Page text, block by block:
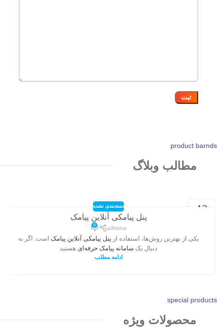
product barnds
مطالب وبلاگ
12 دسته‌بندی نشده
پنل پیامکی آنلاین پیامک
admina
0
یکی از بهترین روش‌ها، استفاده از پنل پیامکی آنلاین پیامک است. اگر به
دنبال یک سامانه پیامک حرفه‌ای هستید
ادامه مطلب
special products
محصولات ویژه